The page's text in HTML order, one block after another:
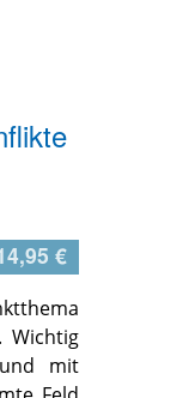
€
Wichtig
mit